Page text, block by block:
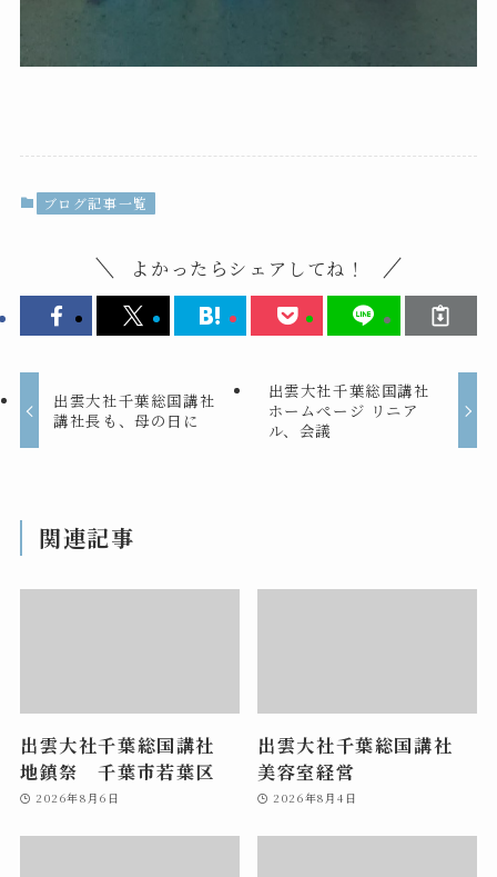
ブログ記事一覧
よかったらシェアしてね！
出雲大社千葉総国講社
講社長も、母の日に
出雲大社千葉総国講社
ホームぺージ リニア
ル、会議
関連記事
出雲大社千葉総国講社
地鎮祭 千葉市若葉区
2026年8月6日
出雲大社千葉総国講社
美容室経営
2026年8月4日